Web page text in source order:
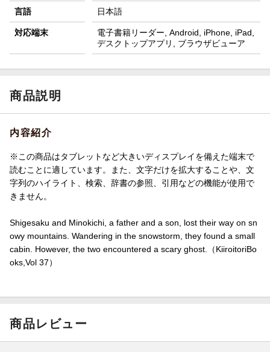
言語 日本語
対応端末
電子書籍リーダー, Android, iPhone, iPad,
デスクトップアプリ, ブラウザビューア
商品説明
内容紹介
※この商品はタブレットなど大きいディスプレイを備えた端末で
読むことに適しています。また、文字だけを拡大することや、文
字列のハイライト、検索、辞書の参照、引用などの機能が使用で
きません。
Shigesaku and Minokichi, a father and a son, lost their way on sn
owy mountains. Wandering in the snowstorm, they found a small
cabin. However, the two encountered a scary ghost.（KiiroitoriBo
oks,Vol 37）
商品レビュー